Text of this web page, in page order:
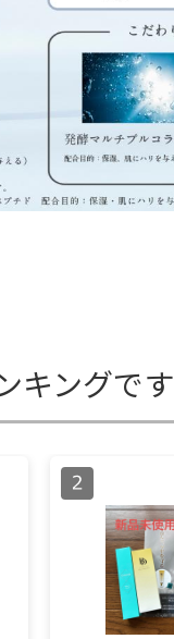
キングです